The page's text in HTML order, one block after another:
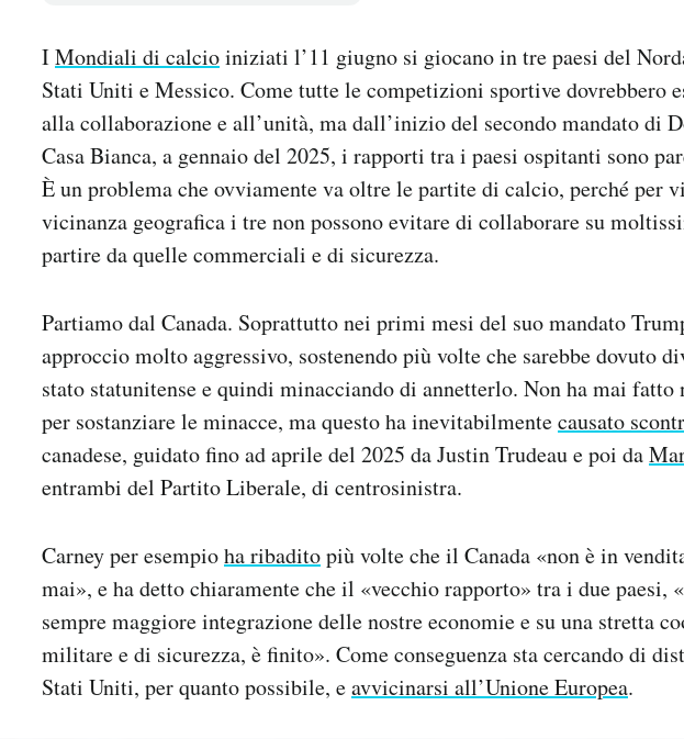
IMondiali di calcioiniziati l’11 giugno si giocano in tre paesi del
Stati Uniti e Messico. Come tutte le competizioni sportive dovrebbero
alla collaborazione e all’unità, ma dall’inizio del secondo mandato di
Casa Bianca, a gennaio del 2025, i rapporti tra i paesi ospitanti sono
È un problema che ovviamente va oltre le partite di calcio, perché per
vicinanza geografica i tre non possono evitare di collaborare su
partire da quelle commerciali e di sicurezza.
Partiamo dal Canada. Soprattutto nei primi mesi del suo mandato
approccio molto aggressivo, sostenendo più volte che sarebbe dovuto
stato statunitense e quindi minacciando di annetterlo. Non ha mai
per sostanziare le minacce, ma questo ha inevitabilmentecausato
canadese, guidato fino ad aprile del 2025 da Justin Trudeau e poi da
entrambi del Partito Liberale, di centrosinistra.
Carney per esempioha ribaditopiù volte che il Canada «non è in
mai», e ha detto chiaramente che il «vecchio rapporto» tra i due paesi,
sempre maggiore integrazione delle nostre economie e su una stretta
militare e di sicurezza, è finito». Come conseguenza sta cercando di
Stati Uniti, per quanto possibile, eavvicinarsi all’Unione Europea.